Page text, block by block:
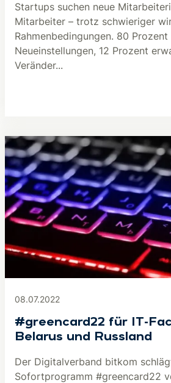
Startups suchen neue
Mitarbeiter – trotz schwieriger
Rahmenbedingungen. 80 Prozent
Neueinstellungen, 12 Prozent
Veränder...
08.07.2022
#greencard22 für IT-
Belarus und Russland
Der Digitalverband bitkom
Sofortprogramm #greencard22